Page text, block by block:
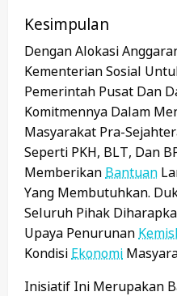
Kesimpulan
Dengan Alokasi
Kementerian Sosial
Pemerintah Pusat Dan
Komitmennya Dalam
Masyarakat Pra-
Seperti PKH, BLT, Dan
Memberikan Bantuan
Yang Membutuhkan.
Seluruh Pihak
Upaya Penurunan
Kondisi Ekonomi
Inisiatif Ini Merupakan